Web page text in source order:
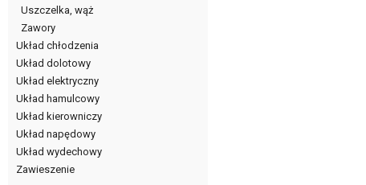
Uszczelka, wąż
Zawory
Układ chłodzenia
Układ dolotowy
Układ elektryczny
Układ hamulcowy
Układ kierowniczy
Układ napędowy
Układ wydechowy
Zawieszenie